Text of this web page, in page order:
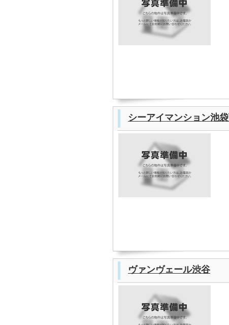
シーアイマンション池
ヴァンヴェール渋谷